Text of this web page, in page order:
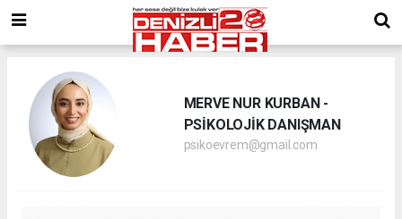
MERVE NUR KURBAN -
PSİKOLOJİK DANIŞMAN
psikoevrem@gmail.com